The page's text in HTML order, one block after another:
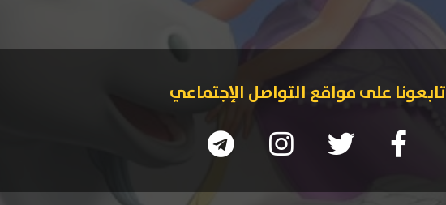
تابعونا على مواقع التواصل الإجتماعي